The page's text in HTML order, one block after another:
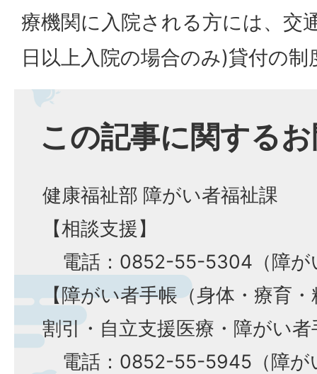
療機関に入院される方には、交
日以上入院の場合のみ)貸付の
この記事に関する
健康福祉部 障がい者福祉課
【相談支援】
電話：0852-55-5304（障が
【障がい者手帳（身体・療育
割引・自立支援医療・障がい
電話：0852-55-5945（障が